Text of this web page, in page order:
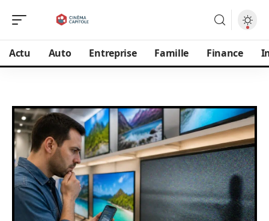
Actu Auto Entreprise Famille Finance